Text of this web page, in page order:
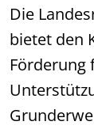
Die
bietet den
Förderung